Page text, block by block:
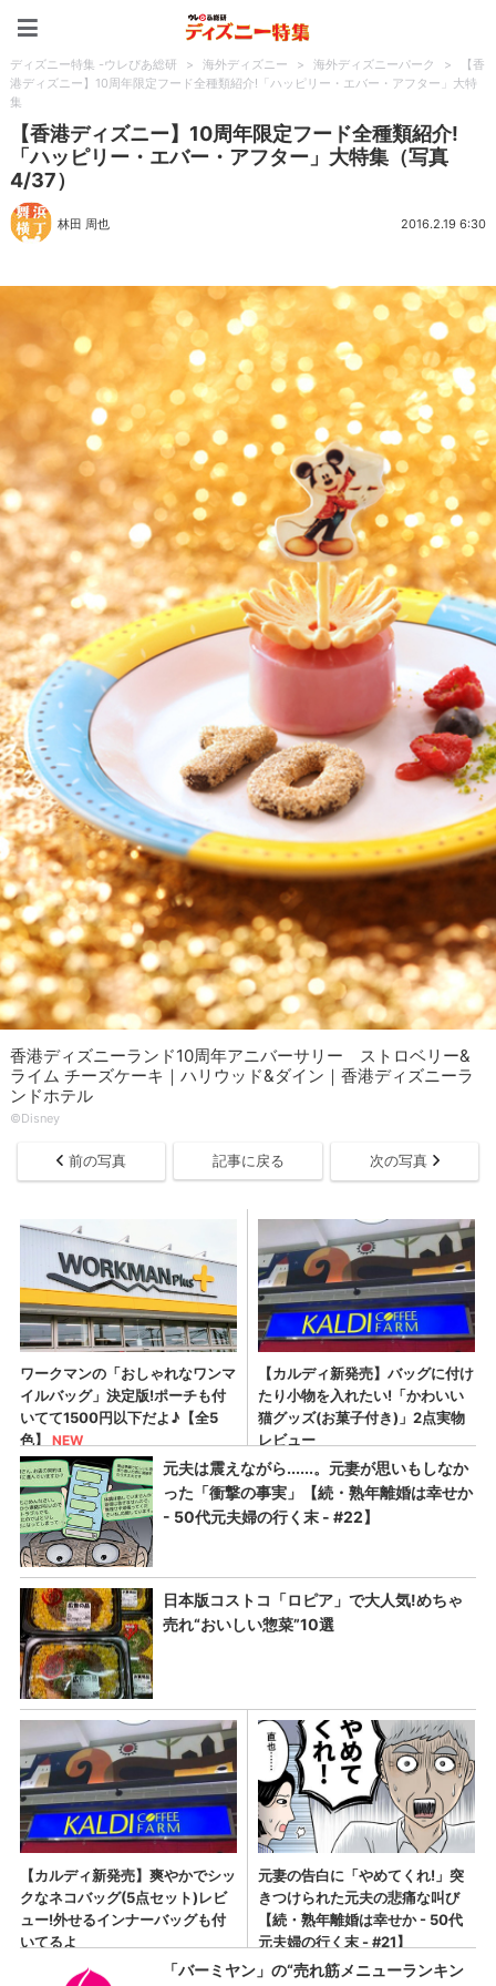
ディズニー特集 -ウレぴあ総研 > 海外ディズニー > 海外ディズニーパーク >
【香
港ディズニー】10周年限定フード全種類紹介!「ハッピリー・エバー・アフター」大特
集
【香港ディズニー】10周年限定フード全種類紹介!
「ハッピリー・エバー・アフター」大特集（写真
4/37）
林田 周也 2016.2.19 6:30
香港ディズニーランド10周年アニバーサリー ストロベリー&
ライム チーズケーキ｜ハリウッド&ダイン｜香港ディズニーラ
ンドホテル
©Disney
前の写真 記事に戻る 次の写真